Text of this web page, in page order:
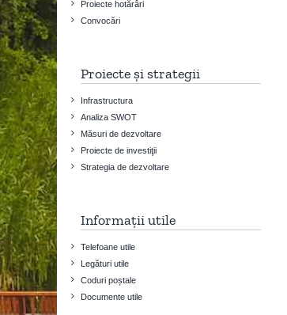
Proiecte hotărâri
Convocări
Proiecte și strategii
Infrastructura
Analiza SWOT
Măsuri de dezvoltare
Proiecte de investiţii
Strategia de dezvoltare
Informații utile
Telefoane utile
Legături utile
Coduri poștale
Documente utile